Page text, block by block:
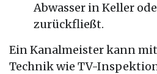
Abwasser in Keller
zurückfließt.
Ein Kanalmeister kann
Technik wie TV-